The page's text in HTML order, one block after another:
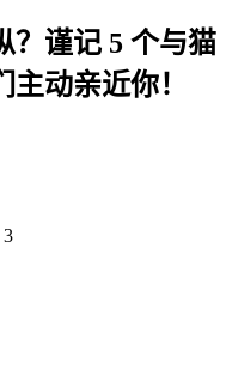
？谨记 5 个与猫
动亲近你！
3